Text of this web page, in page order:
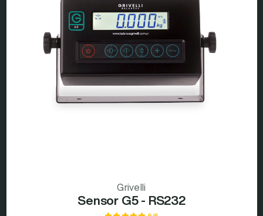
Grivelli
Sensor G5 - RS232